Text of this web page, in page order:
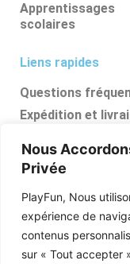
Nous
Privée
PlayFun, Nous
expérience de
contenus
sur « Tout accepter
Apprentissages
scolaires
Liens rapides
Questions
Expédition et
remboursements
Ressources,
astuces
Boutique
Qui sommes nous
Posez vos